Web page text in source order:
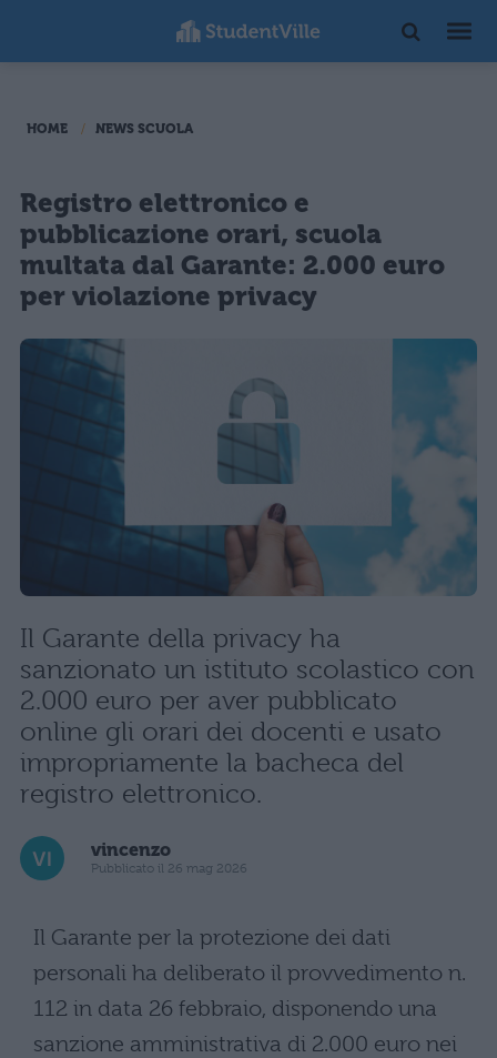
HOME NEWS SCUOLA
Registro elettronico e
pubblicazione orari, scuola
multata dal Garante: 2.000 euro
per violazione privacy
Il Garante della privacy ha
sanzionato un istituto scolastico con
2.000 euro per aver pubblicato
online gli orari dei docenti e usato
impropriamente la bacheca del
registro elettronico.
vincenzo
Pubblicato il 26 mag 2026
Il Garante per la protezione dei dati
personali ha deliberato il provvedimento n.
112 in data 26 febbraio, disponendo una
sanzione amministrativa di 2.000 euro nei